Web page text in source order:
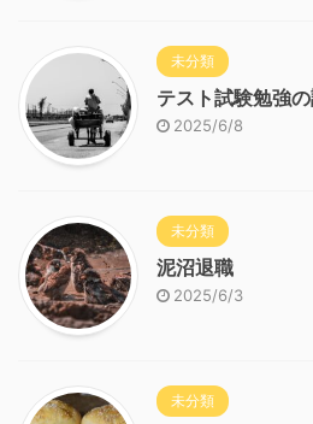
未分類
テスト試験勉強
2025/6/8
未分類
泥沼退職
2025/6/3
未分類